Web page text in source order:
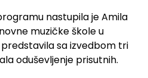
nastupila je Amila
muzičke škole u
sa izvedbom tri
oduševljenje prisutnih.